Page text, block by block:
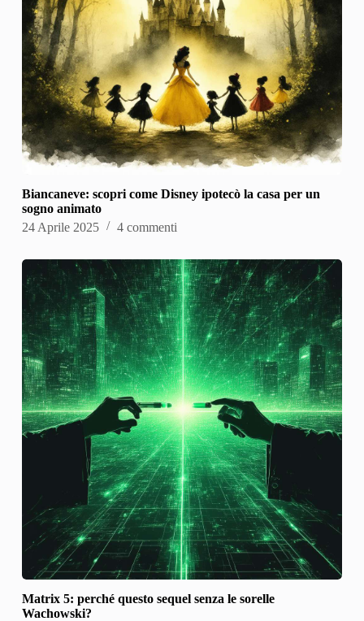
Biancaneve: scopri come Disney ipotecò la casa per un
sogno animato
24 Aprile 2025
4 commenti
Matrix 5: perché questo sequel senza le sorelle
Wachowski?